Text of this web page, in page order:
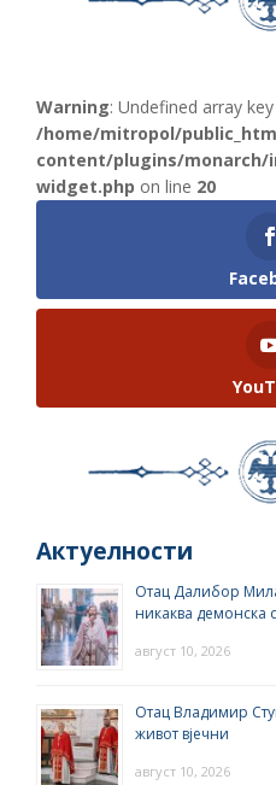
Warning: Undefined array
/home/mitropol/
content/plugins/monarch/
widget.php on line 20
Актуелности
Отац Далибор
никаква демонска
август 10, 2026
Отац Владимир
живот вјечни
август 10, 2026